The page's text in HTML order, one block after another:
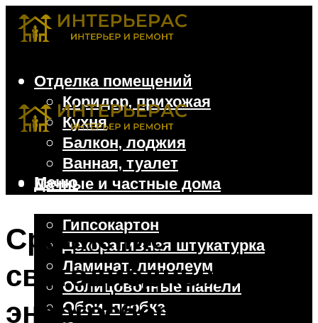
Отделка помещений
Коридор, прихожая
Кухня
Балкон, лоджия
Ванная, туалет
Дачные и частные дома
Гипсокартон
Декоративная штукатурка
Ламинат, линолеум
Облицовочные панели
Обои, пробка
Меню
Сравнение
светодиодных и
энергосберегающих